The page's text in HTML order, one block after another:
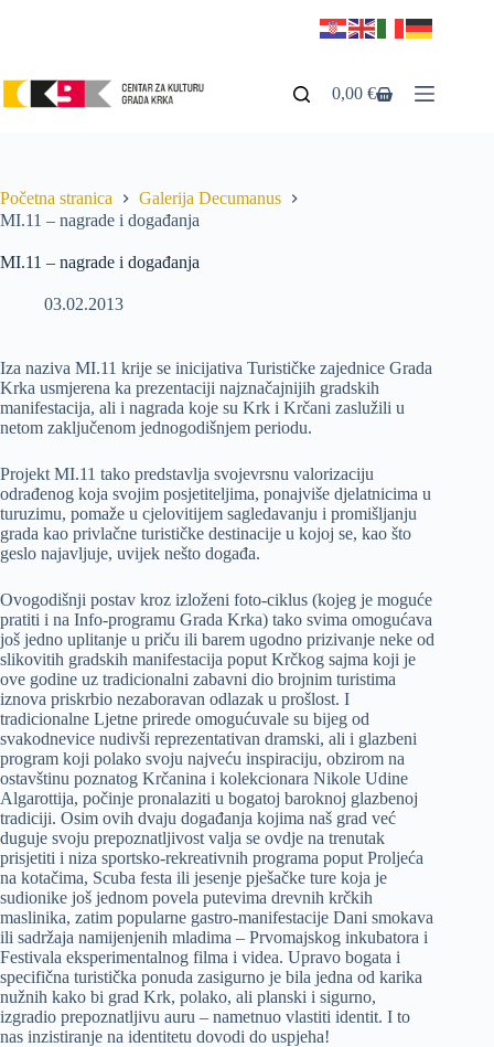
0,00€
Početna stranica
Galerija Decumanus
MI.11 – nagrade i događanja
MI.11 – nagrade i događanja
03.02.2013
Iza naziva MI.11 krije se inicijativa Turističke zajednice Grada
Krka usmjerena ka prezentaciji najznačajnijih gradskih
manifestacija, ali i nagrada koje su Krk i Krčani zaslužili u
netom zaključenom jednogodišnjem periodu.
Projekt MI.11 tako predstavlja svojevrsnu valorizaciju
odrađenog koja svojim posjetiteljima, ponajviše djelatnicima u
turuzimu, pomaže u cjelovitijem sagledavanju i promišljanju
grada kao privlačne turističke destinacije u kojoj se, kao što
geslo najavljuje, uvijek nešto događa.
Ovogodišnji postav kroz izloženi foto-ciklus (kojeg je moguće
pratiti i na Info-programu Grada Krka) tako svima omogućava
još jedno uplitanje u priču ili barem ugodno prizivanje neke od
slikovitih gradskih manifestacija poput Krčkog sajma koji je
ove godine uz tradicionalni zabavni dio brojnim turistima
iznova priskrbio nezaboravan odlazak u prošlost. I
tradicionalne Ljetne prirede omogućuvale su bijeg od
svakodnevice nudivši reprezentativan dramski, ali i glazbeni
program koji polako svoju najveću inspiraciju, obzirom na
ostavštinu poznatog Krčanina i kolekcionara Nikole Udine
Algarottija, počinje pronalaziti u bogatoj baroknoj glazbenoj
tradiciji. Osim ovih dvaju događanja kojima naš grad već
duguje svoju prepoznatljivost valja se ovdje na trenutak
prisjetiti i niza sportsko-rekreativnih programa poput Proljeća
na kotačima, Scuba festa ili jesenje pješačke ture koja je
sudionike još jednom povela putevima drevnih krčkih
maslinika, zatim popularne gastro-manifestacije Dani smokava
ili sadržaja namijenjenih mladima – Prvomajskog inkubatora i
Festivala eksperimentalnog filma i videa. Upravo bogata i
specifična turistička ponuda zasigurno je bila jedna od karika
nužnih kako bi grad Krk, polako, ali planski i sigurno,
izgradio prepoznatljivu auru – nametnuo vlastiti identit. I to
nas inzistiranje na identitetu dovodi do uspjeha!